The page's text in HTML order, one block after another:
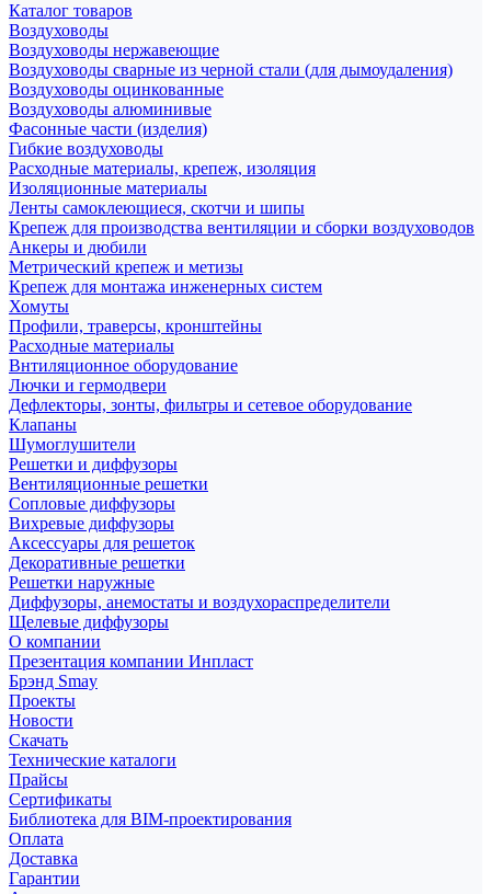
Каталог товаров
Воздуховоды
Воздуховоды нержавеющие
Воздуховоды сварные из черной стали (для дымоудаления)
Воздуховоды оцинкованные
Воздуховоды алюминивые
Фасонные части (изделия)
Гибкие воздуховоды
Расходные материалы, крепеж, изоляция
Изоляционные материалы
Ленты самоклеющиеся, скотчи и шипы
Крепеж для производства вентиляции и сборки воздуховодов
Анкеры и дюбили
Метрический крепеж и метизы
Крепеж для монтажа инженерных систем
Хомуты
Профили, траверсы, кронштейны
Расходные материалы
Внтиляционное оборудование
Лючки и гермодвери
Дефлекторы, зонты, фильтры и сетевое оборудование
Клапаны
Шумоглушители
Решетки и диффузоры
Вентиляционные решетки
Сопловые диффузоры
Вихревые диффузоры
Аксессуары для решеток
Декоративные решетки
Решетки наружные
Диффузоры, анемостаты и воздухораспределители
Щелевые диффузоры
О компании
Презентация компании Инпласт
Брэнд Smay
Проекты
Новости
Скачать
Технические каталоги
Прайсы
Сертификаты
Библиотека для BIM-проектирования
Оплата
Доставка
Гарантии